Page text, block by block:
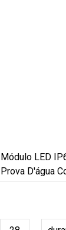
Módulo LED
Prova D'água
De Luz